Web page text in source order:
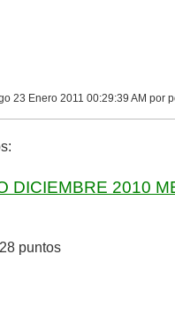
23 Enero 2011 00:29:39 AM por
DICIEMBRE 2010
puntos